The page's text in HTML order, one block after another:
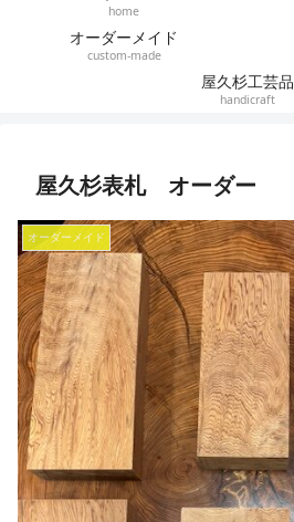
home
オーダーメイド
custom-made
屋久杉工芸品
handicraft
屋久杉表札 オーダー
オーダーメイド